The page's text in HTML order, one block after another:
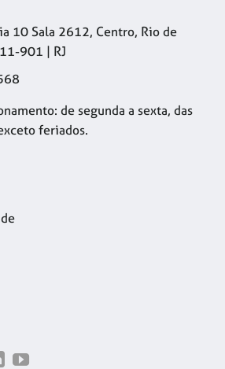
10 Sala 2612, Centro, Rio de
901 | RJ
de segunda a sexta, das
feriados.